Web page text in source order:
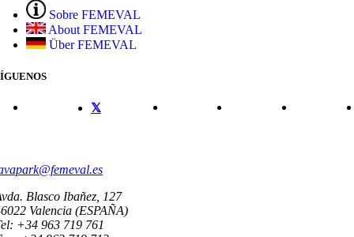
Sobre FEMEVAL
About FEMEVAL
Über FEMEVAL
Blasco Ibañez, 127
Valencia (ESPAÑA)
+34 963 719 761